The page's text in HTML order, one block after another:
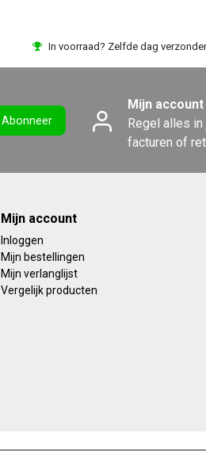
In voorraad? Zelfde dag
Abonneer
Mijn account
Regel alles
facturen of
Mijn account
Inloggen
Mijn bestellingen
Mijn verlanglijst
Vergelijk producten